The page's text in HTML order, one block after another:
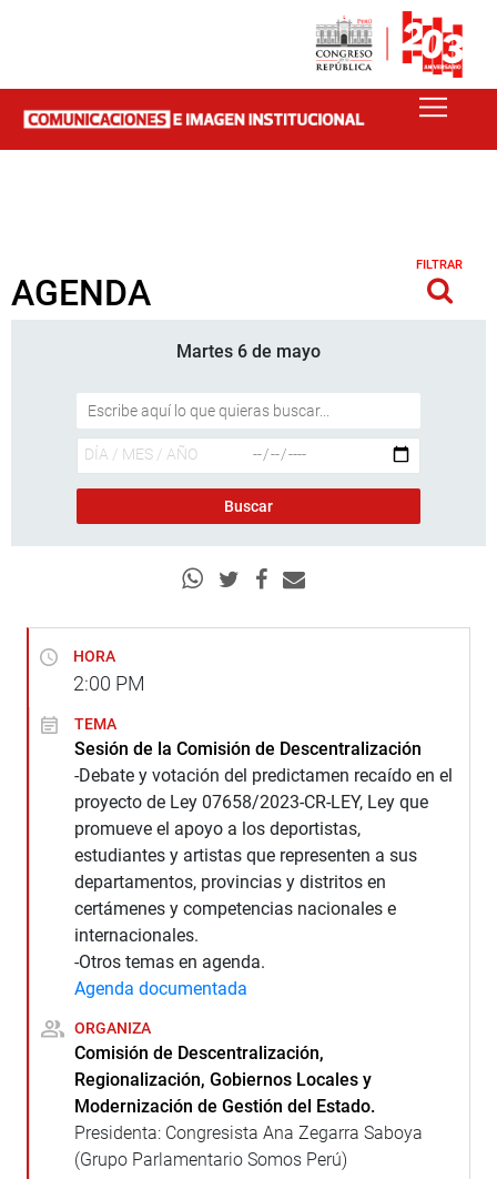
AGENDA
FILTRAR
Martes 6 de mayo
HORA
2:00 PM
TEMA
Sesión de la Comisión de Descentralización
-Debate y votación del predictamen recaído en el
proyecto de Ley 07658/2023-CR-LEY, Ley que
promueve el apoyo a los deportistas,
estudiantes y artistas que representen a sus
departamentos, provincias y distritos en
certámenes y competencias nacionales e
internacionales.
-Otros temas en agenda.
Agenda documentada
ORGANIZA
Comisión de Descentralización,
Regionalización, Gobiernos Locales y
Modernización de Gestión del Estado.
Presidenta: Congresista Ana Zegarra Saboya
(Grupo Parlamentario Somos Perú)